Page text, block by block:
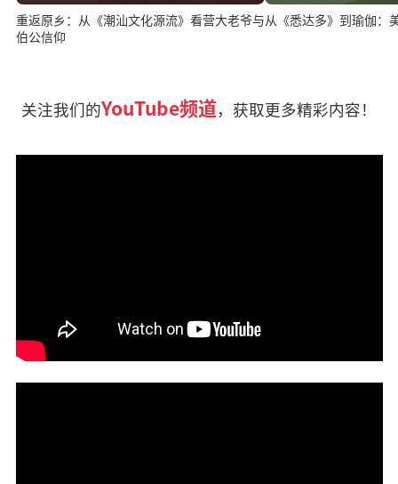
重返原乡：从《潮汕文化源流》看营大老爷与
伯公信仰
从《悉达多》到瑜伽：
关注我们的YouTube频道，获取更多精彩内容！